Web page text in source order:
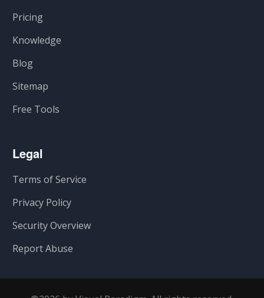
Pricing
Knowledge
Blog
Sitemap
Free Tools
Legal
Terms of Service
Privacy Policy
Security Overview
Report Abuse